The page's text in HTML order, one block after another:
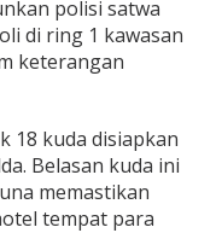
polisi satwa
di ring 1 kawasan
keterangan
18 kuda disiapkan
Belasan kuda ini
memastikan
tempat para